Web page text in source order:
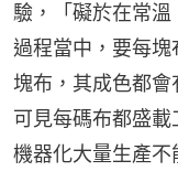
驗，「礙於在常
過程當中，要每
塊布，其成色都會
可見每碼布都盛
機器化大量生產不